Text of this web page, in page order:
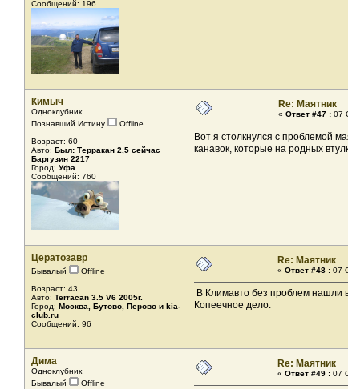
Сообщений: 196
Кимыч
Одноклубник
Познавший Истину
Offline
Возраст: 60
Авто: Был: Терракан 2,5 сейчас
Баргузин 2217
Город: Уфа
Сообщений: 760
Re: Маятник
« Ответ #47 : 07
Вот я столкнулся с проблемой
канавок, которые на родных
Цератозавр
Бывалый
Offline
Возраст: 43
Авто: Terracan 3.5 V6 2005г.
Город: Москва, Бутово, Перово и kia-
club.ru
Сообщений: 96
Re: Маятник
« Ответ #48 : 07
В Климавто без проблем нашли
Копеечное дело.
Дима
Одноклубник
Бывалый
Offline
Re: Маятник
« Ответ #49 : 07